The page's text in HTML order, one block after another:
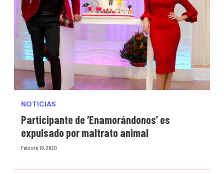
NOTICIAS
Participante de ‘Enamorándonos’ es
expulsado por maltrato animal
Febrero 18, 2020